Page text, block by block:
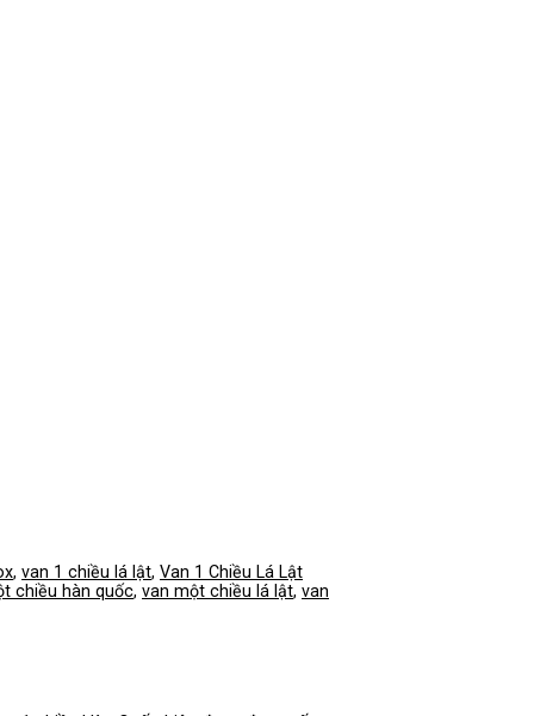
, van 1 chiều lá lật, Van 1 Chiều Lá Lật
chiều hàn quốc, van một chiều lá lật, van